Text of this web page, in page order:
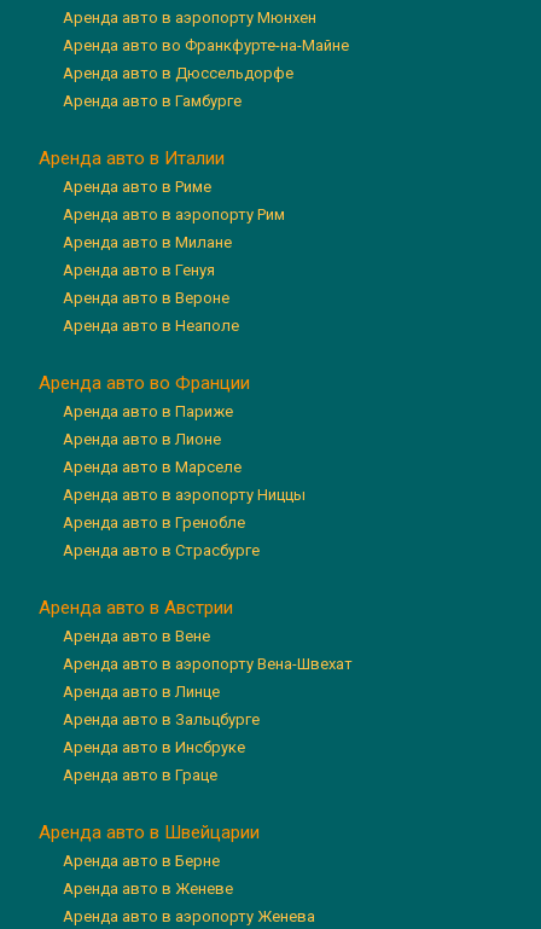
Аренда авто в аэропорту Мюнхен
Аренда авто во Франкфурте-на-Майне
Аренда авто в Дюссельдорфе
Аренда авто в Гамбурге
Аренда авто в Италии
Аренда авто в Риме
Аренда авто в аэропорту Рим
Аренда авто в Милане
Аренда авто в Генуя
Аренда авто в Вероне
Аренда авто в Неаполе
Аренда авто во Франции
Аренда авто в Париже
Аренда авто в Лионе
Аренда авто в Марселе
Аренда авто в аэропорту Ниццы
Аренда авто в Гренобле
Аренда авто в Страсбурге
Аренда авто в Австрии
Аренда авто в Вене
Аренда авто в аэропорту Вена-Швехат
Аренда авто в Линце
Аренда авто в Зальцбурге
Аренда авто в Инсбруке
Аренда авто в Граце
Аренда авто в Швейцарии
Аренда авто в Берне
Аренда авто в Женеве
Аренда авто в аэропорту Женева